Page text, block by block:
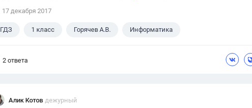
17 декабря 2017
ГДЗ 1 класс Горячев А.В. Информатика
2 ответа
Алик Котов дежурный